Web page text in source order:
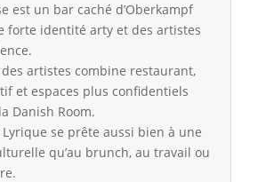
est un bar caché d’Oberkampf
forte identité arty et des artistes
des artistes combine restaurant,
et espaces plus confidentiels
Danish Room.
Lyrique se prête aussi bien à une
qu’au brunch, au travail ou